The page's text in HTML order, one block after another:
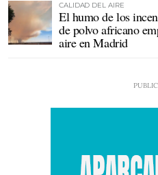
CALIDAD DEL AIRE
El humo de los
de polvo africano
aire en Madrid